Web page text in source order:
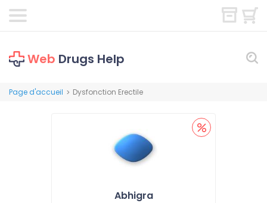
Web Drugs Help
Page d'accueil > Dysfonction Erectile
Abhigra